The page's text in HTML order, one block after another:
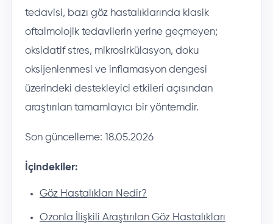
tedavisi, bazı göz hastalıklarında klasik
oftalmolojik tedavilerin yerine geçmeyen;
oksidatif stres, mikrosirkülasyon, doku
oksijenlenmesi ve inflamasyon dengesi
üzerindeki destekleyici etkileri açısından
araştırılan tamamlayıcı bir yöntemdir.
Son güncelleme: 18.05.2026
İçindekiler:
Göz Hastalıkları Nedir?
Ozonla İlişkili Araştırılan Göz Hastalıkları